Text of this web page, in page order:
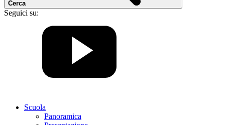
Cerca
Seguici su:
Scuola
Panoramica